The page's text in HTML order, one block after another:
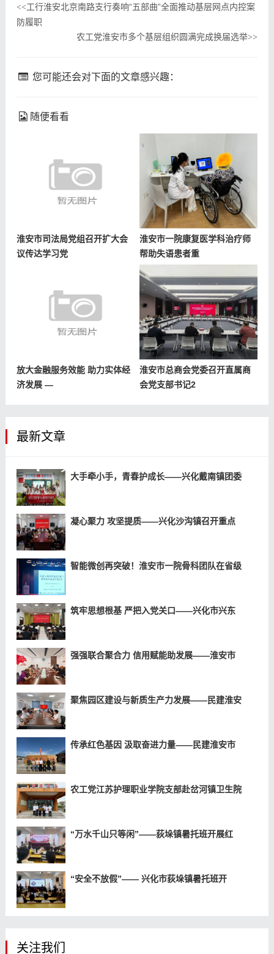
<<工行淮安北京南路支行奏响“五部曲”全面推动基层网点内控案
防履职
农工党淮安市多个基层组织圆满完成换届选举>>
您可能还会对下面的文章感兴趣：
随便看看
淮安市司法局党组召开扩大会
议传达学习党
淮安市一院康复医学科治疗师
帮助失语患者重
放大金融服务效能 助力实体经
济发展 —
淮安市总商会党委召开直属商
会党支部书记2
最新文章
大手牵小手，青春护成长——兴化戴南镇团委
凝心聚力 攻坚提质——兴化沙沟镇召开重点
智能微创再突破！淮安市一院骨科团队在省级
筑牢思想根基 严把入党关口——兴化市兴东
强强联合聚合力 信用赋能助发展——淮安市
聚焦园区建设与新质生产力发展——民建淮安
传承红色基因 汲取奋进力量——民建淮安市
农工党江苏护理职业学院支部赴岔河镇卫生院
“万水千山只等闲”——荻垛镇暑托班开展红
“安全不放假”—— 兴化市荻垛镇暑托班开
关注我们